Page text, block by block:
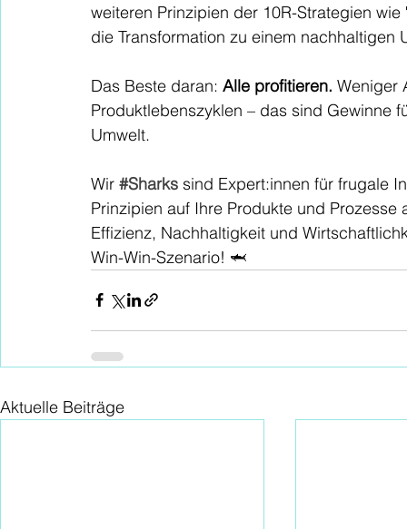
weiteren Prinzipien der 10R-Strategien
die Transformation zu einem nachhaltigen
Das Beste daran: Alle profitieren. Weniger
Produktlebenszyklen – das sind Gewinne
Umwelt.
Wir #Sharks sind Expert:innen für frugale
Prinzipien auf Ihre Produkte und
Effizienz, Nachhaltigkeit und
Win-Win-Szenario! 🦈
Aktuelle Beiträge